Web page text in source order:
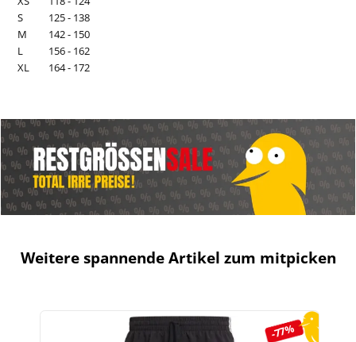
S
125 - 138
M
142 - 150
L
156 - 162
XL
164 - 172
Weitere spannende Artikel zum mitpicken
Produktgalerie überspringen
-77%